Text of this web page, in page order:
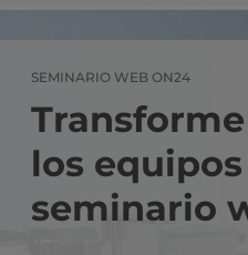
SEMINARIO WEB ON24
los
seminario